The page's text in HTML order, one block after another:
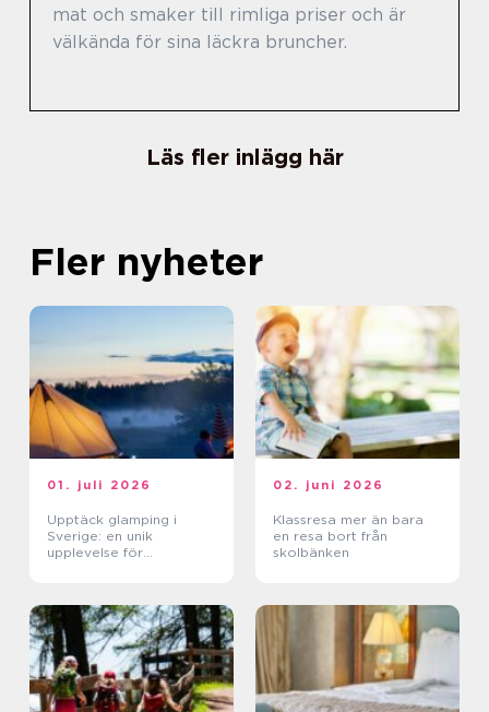
mat och smaker till rimliga priser och är
välkända för sina läckra bruncher.
Läs fler inlägg här
Fler nyheter
01. juli 2026
Upptäck glamping i
Sverige: en unik
upplevelse för
02. juni 2026
Klassresa mer än bara
en resa bort från
skolbänken